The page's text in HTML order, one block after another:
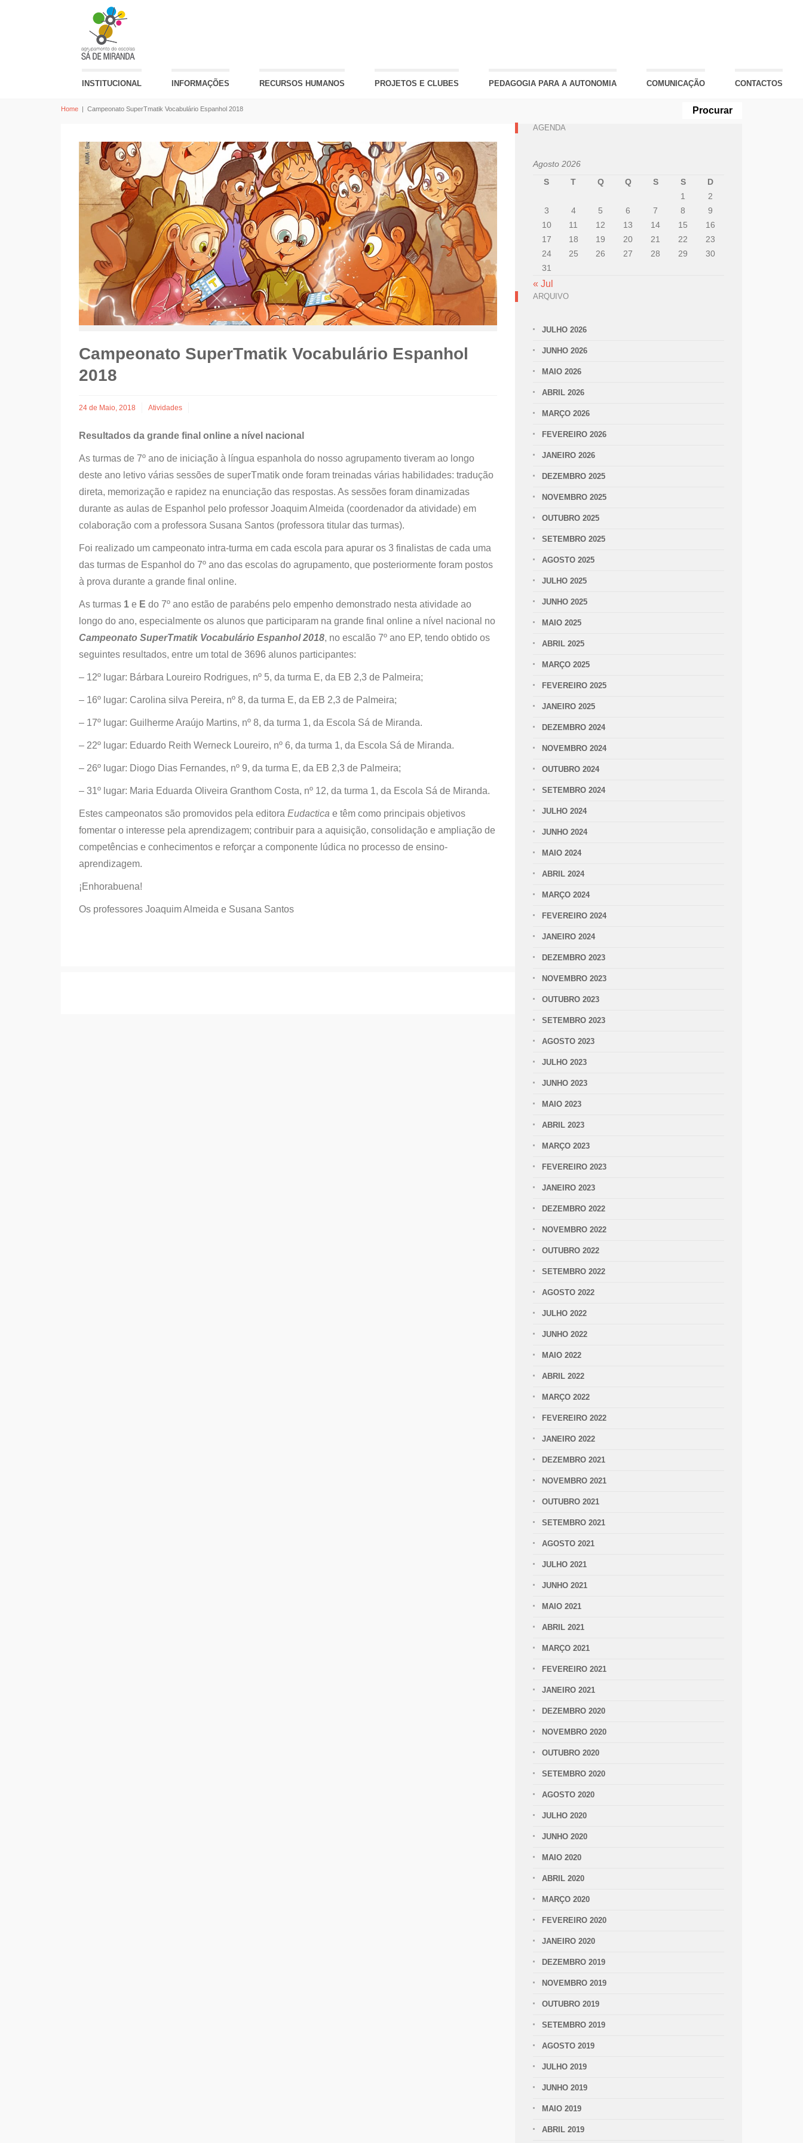
INSTITUCIONAL INFORMAÇÕES RECURSOS HUMANOS PROJETOS E CLUBES PEDAGOGIA PARA A AUTONOMIA COMUNICAÇÃO CONTACTOS
Home | Campeonato SuperTmatik Vocabulário Espanhol 2018
Campeonato SuperTmatik Vocabulário Espanhol
2018
24 de Maio, 2018 Atividades
Resultados da grande final online a nível nacional
As turmas de 7º ano de iniciação à língua espanhola do nosso agrupamento tiveram ao longo
deste ano letivo várias sessões de superTmatik onde foram treinadas várias habilidades: tradução
direta, memorização e rapidez na enunciação das respostas. As sessões foram dinamizadas
durante as aulas de Espanhol pelo professor Joaquim Almeida (coordenador da atividade) em
colaboração com a professora Susana Santos (professora titular das turmas).
Foi realizado um campeonato intra-turma em cada escola para apurar os 3 finalistas de cada uma
das turmas de Espanhol do 7º ano das escolas do agrupamento, que posteriormente foram postos
à prova durante a grande final online.
As turmas 1 e E do 7º ano estão de parabéns pelo empenho demonstrado nesta atividade ao
longo do ano, especialmente os alunos que participaram na grande final online a nível nacional no
Campeonato SuperTmatik Vocabulário Espanhol 2018, no escalão 7º ano EP, tendo obtido os
seguintes resultados, entre um total de 3696 alunos participantes:
– 12º lugar: Bárbara Loureiro Rodrigues, nº 5, da turma E, da EB 2,3 de Palmeira;
– 16º lugar: Carolina silva Pereira, nº 8, da turma E, da EB 2,3 de Palmeira;
– 17º lugar: Guilherme Araújo Martins, nº 8, da turma 1, da Escola Sá de Miranda.
– 22º lugar: Eduardo Reith Werneck Loureiro, nº 6, da turma 1, da Escola Sá de Miranda.
– 26º lugar: Diogo Dias Fernandes, nº 9, da turma E, da EB 2,3 de Palmeira;
– 31º lugar: Maria Eduarda Oliveira Granthom Costa, nº 12, da turma 1, da Escola Sá de Miranda.
Estes campeonatos são promovidos pela editora Eudactica e têm como principais objetivos
fomentar o interesse pela aprendizagem; contribuir para a aquisição, consolidação e ampliação de
competências e conhecimentos e reforçar a componente lúdica no processo de ensino-
aprendizagem.
¡Enhorabuena!
Os professores Joaquim Almeida e Susana Santos
AGENDA
Agosto 2026
S
T Q Q S S
D
1
2
3
4 5 6 7 8
9
10
11 12 13 14 15
16
17
18 19 20 21 22
23
24
25 26 27 28 29
30
31
« Jul
ARQUIVO
JULHO 2026
JUNHO 2026
MAIO 2026
ABRIL 2026
MARÇO 2026
FEVEREIRO 2026
JANEIRO 2026
DEZEMBRO 2025
NOVEMBRO 2025
OUTUBRO 2025
SETEMBRO 2025
AGOSTO 2025
JULHO 2025
JUNHO 2025
MAIO 2025
ABRIL 2025
MARÇO 2025
FEVEREIRO 2025
JANEIRO 2025
DEZEMBRO 2024
NOVEMBRO 2024
OUTUBRO 2024
SETEMBRO 2024
JULHO 2024
JUNHO 2024
MAIO 2024
ABRIL 2024
MARÇO 2024
FEVEREIRO 2024
JANEIRO 2024
DEZEMBRO 2023
NOVEMBRO 2023
OUTUBRO 2023
SETEMBRO 2023
AGOSTO 2023
JULHO 2023
JUNHO 2023
MAIO 2023
ABRIL 2023
MARÇO 2023
FEVEREIRO 2023
JANEIRO 2023
DEZEMBRO 2022
NOVEMBRO 2022
OUTUBRO 2022
SETEMBRO 2022
AGOSTO 2022
JULHO 2022
JUNHO 2022
MAIO 2022
ABRIL 2022
MARÇO 2022
FEVEREIRO 2022
JANEIRO 2022
DEZEMBRO 2021
NOVEMBRO 2021
OUTUBRO 2021
SETEMBRO 2021
AGOSTO 2021
JULHO 2021
JUNHO 2021
MAIO 2021
ABRIL 2021
MARÇO 2021
FEVEREIRO 2021
JANEIRO 2021
DEZEMBRO 2020
NOVEMBRO 2020
OUTUBRO 2020
SETEMBRO 2020
AGOSTO 2020
JULHO 2020
JUNHO 2020
MAIO 2020
ABRIL 2020
MARÇO 2020
FEVEREIRO 2020
JANEIRO 2020
DEZEMBRO 2019
NOVEMBRO 2019
OUTUBRO 2019
SETEMBRO 2019
AGOSTO 2019
JULHO 2019
JUNHO 2019
MAIO 2019
ABRIL 2019